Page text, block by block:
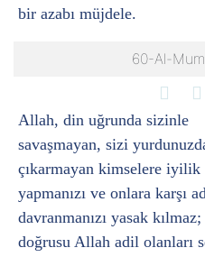
bir azabı müjdele.
60-Al-
Allah, din uğrunda sizinle
savaşmayan, sizi
çıkarmayan kimselere iyilik
yapmanızı ve onlara karşı
davranmanızı yasak kılmaz;
doğrusu Allah adil olanları